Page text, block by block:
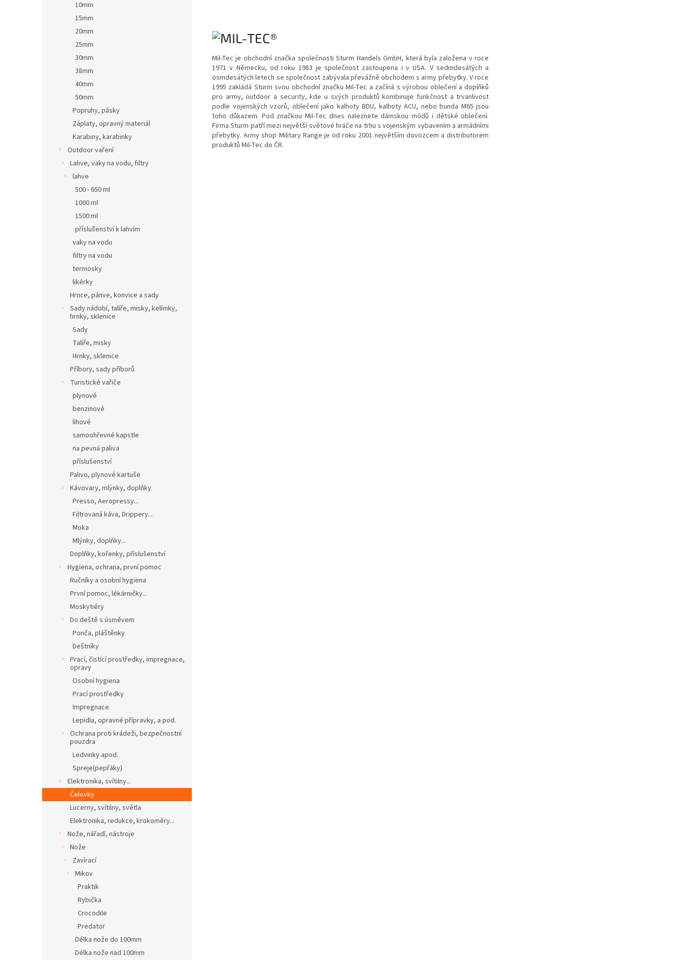
10mm
15mm
20mm
25mm
30mm
38mm
40mm
50mm
Popruhy, pásky
Záplaty, opravný materiál
Karabiny, karabinky
Outdoor vaření
Lahve, vaky na vodu, filtry
lahve
500 - 650 ml
1000 ml
1500 ml
příslušenství k lahvím
vaky na vodu
filtry na vodu
termosky
likérky
Hrnce, pánve, konvice a sady
Sady nádobí, talíře, misky, kelímky,
hrnky, sklenice
Sady
Talíře, misky
Hrnky, sklenice
Příbory, sady příborů
Turistické vařiče
plynové
benzinové
lihové
samoohřevné kapstle
na pevná paliva
příslušenství
Palivo, plynové kartuše
Kávovary, mlýnky, doplňky
Presso, Aeropressy...
Filtrovaná káva, Drippery...
Moka
Mlýnky, doplňky...
Doplňky, kořenky, příslušenství
Hygiena, ochrana, první pomoc
Ručníky a osobní hygiena
První pomoc, lékárničky...
Moskytiéry
Do deště s úsměvem
Ponča, pláštěnky
Deštníky
Prací, čistící prostředky, impregnace,
opravy
Osobní hygiena
Prací prostředky
Impregnace
Lepidla, opravné přípravky, a pod.
Ochrana proti krádeži, bezpečnostní
pouzdra
Ledvinky apod.
Spreje(pepřáky)
Elektronika, svítilny...
Čelovky
Lucerny, svítilny, světla
Elektronika, redukce, krokoměry...
Nože, nářadí, nástroje
Nože
Zavírací
Mikov
Praktik
Rybička
Crocodile
Predator
Délka nože do 100mm
Délka nože nad 100mm
Mil-Tec je obchodní značka společnosti Sturm Handels GmbH, která byla založena v roce
1971 v Německu, od roku 1983 je společnost zastoupena i v USA. V sedmdesátých a
osmdesátých letech se společnost zabývala převážně obchodem s army přebytky. V roce
1995 zakládá Sturm svou obchodní značku Mil-Tec a začíná s výrobou oblečení a doplňků
pro army, outdoor a security, kde u svých produktů kombinuje funkčnost a trvanlivost
podle vojenských vzorů, oblečení jako kalhoty BDU, kalhoty ACU, nebo bunda M65 jsou
toho důkazem. Pod značkou Mil-Tec dnes naleznete dámskou módů i dětské oblečení.
Firma Sturm patří mezi největší světové hráče na trhu s vojenským vybavením a armádními
přebytky. Army shop Military Range je od roku 2001 největším dovozcem a distributorem
produktů Mil-Tec do ČR.